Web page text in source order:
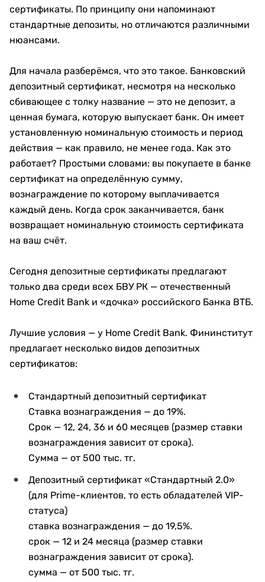
сертификаты. По принципу они напоминают
стандартные депозиты, но отличаются различными
нюансами.
Для начала разберёмся, что это такое. Банковский
депозитный сертификат, несмотря на несколько
сбивающее с толку название — это не депозит, а
ценная бумага, которую выпускает банк. Он имеет
установленную номинальную стоимость и период
действия — как правило, не менее года. Как это
работает? Простыми словами: вы покупаете в банке
сертификат на определённую сумму,
вознаграждение по которому выплачивается
каждый день. Когда срок заканчивается, банк
возвращает номинальную стоимость сертификата
на ваш счёт.
Сегодня депозитные сертификаты предлагают
только два среди всех БВУ РК — отечественный
Home Credit Bank и «дочка» российского Банка ВТБ.
Лучшие условия — у Home Credit Bank. Фининститут
предлагает несколько видов депозитных
сертификатов:
Стандартный депозитный сертификат
Ставка вознаграждения — до 19%.
Срок — 12, 24, 36 и 60 месяцев (размер ставки
вознаграждения зависит от срока).
Сумма — от 500 тыс. тг.
Депозитный сертификат «Стандартный 2.0»
(для Prime-клиентов, то есть обладателей VIP-
статуса)
ставка вознаграждения — до 19,5%.
срок — 12 и 24 месяца (размер ставки
вознаграждения зависит от срока).
сумма — от 500 тыс. тг.